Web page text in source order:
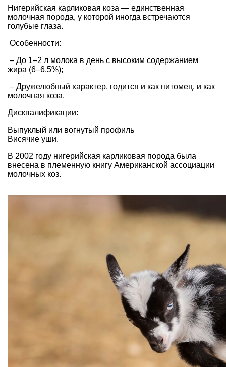
Нигерийская карликовая коза — единственная
молочная порода, у которой иногда встречаются
голубые глаза.
Особенности:
– До 1–2 л молока в день с высоким содержанием
жира (6–6.5%);
– Дружелюбный характер, годится и как питомец, и как
молочная коза.
Дисквалификации:
Выпуклый или вогнутый профиль
Висячие уши.
В 2002 году нигерийская карликовая порода была
внесена в племенную книгу Американской ассоциации
молочных коз.